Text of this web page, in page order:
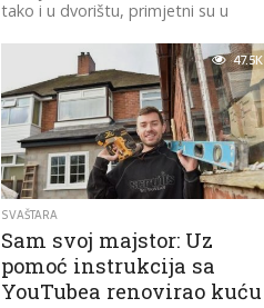
tako i u dvorištu, primjetni su u
47.5K
SVAŠTARA
Sam svoj majstor: Uz
pomoć instrukcija sa
YouTubea renovirao kuću